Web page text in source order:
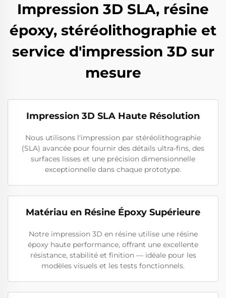
Impression 3D SLA, résine
époxy, stéréolithographie et
service d'impression 3D sur
mesure
Impression 3D SLA Haute Résolution
Nous utilisons l'impression par stéréolithographie
(SLA) avancée pour fournir des détails ultra-fins, des
surfaces lisses et une précision dimensionnelle
exceptionnelle dans chaque prototype.
Matériau en Résine Époxy Supérieure
Notre impression 3D en résine utilise une résine
époxy haute performance, offrant une excellente
résistance, stabilité et finition — idéale pour les
modèles visuels et les tests fonctionnels.